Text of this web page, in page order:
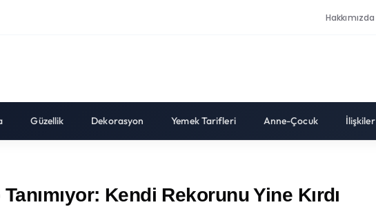
Hakkımızda
Güzellik Dekorasyon Yemek Tarifleri Anne-Çocuk İlişkiler
Kendi Rekorunu Yine Kırdı